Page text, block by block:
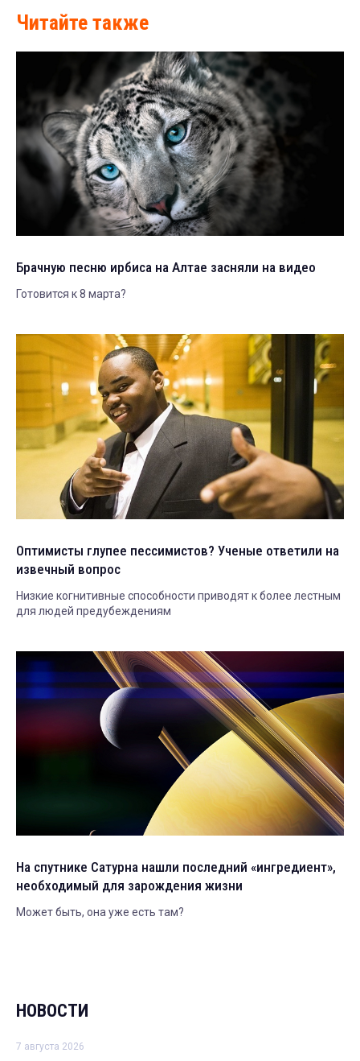
Читайте также
Брачную песню ирбиса на Алтае засняли на видео
Готовится к 8 марта?
Оптимисты глупее пессимистов? Ученые ответили на
извечный вопрос
Низкие когнитивные способности приводят к более лестным
для людей предубеждениям
На спутнике Сатурна нашли последний «ингредиент»,
необходимый для зарождения жизни
Может быть, она уже есть там?
НОВОСТИ
7 августа 2026